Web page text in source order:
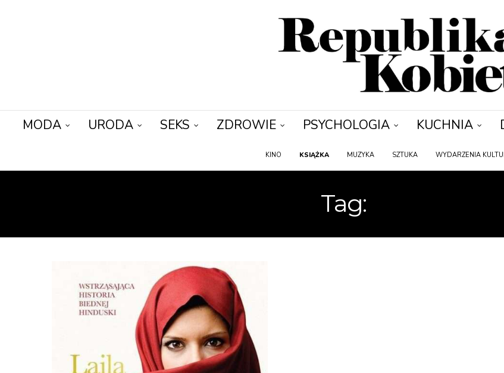
MODA URODA SEKS ZDROWIE PSYCHOLOGIA KUCHNIA
KINO KSIĄŻKA MUZYKA SZTUKA WYDARZENIA
Tag: